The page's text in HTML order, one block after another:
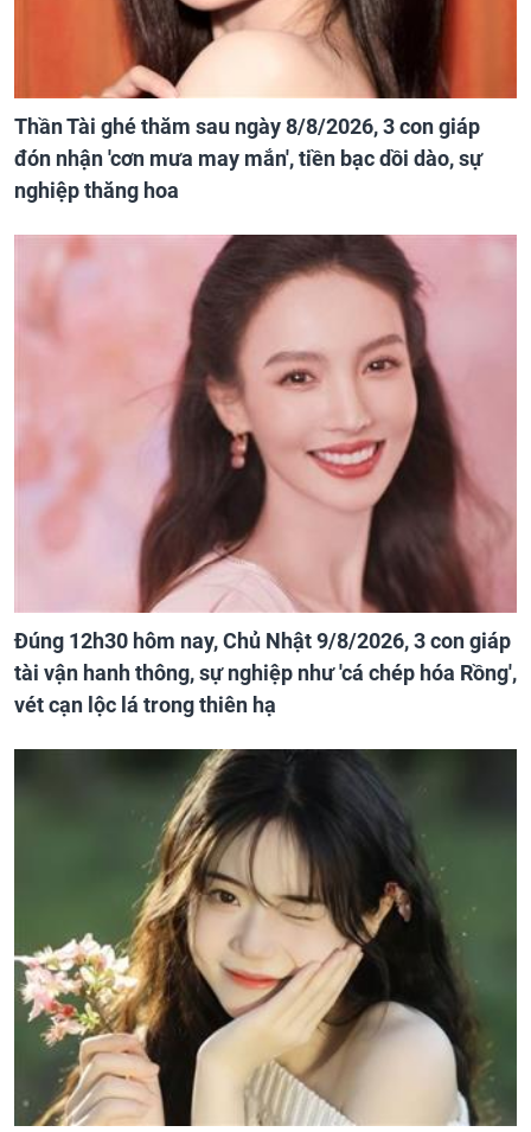
Thần Tài ghé thăm sau ngày 8/8/2026, 3 con giáp
đón nhận 'cơn mưa may mắn', tiền bạc dồi dào, sự
nghiệp thăng hoa
Đúng 12h30 hôm nay, Chủ Nhật 9/8/2026, 3 con giáp
tài vận hanh thông, sự nghiệp như 'cá chép hóa Rồng',
vét cạn lộc lá trong thiên hạ